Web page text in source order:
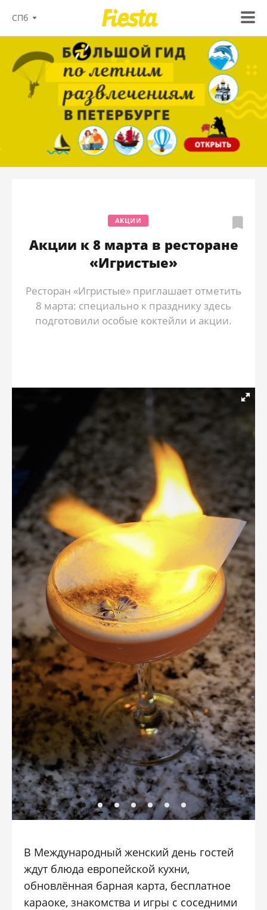
СПб
АКЦИИ
Акции к 8 марта в ресторане
«Игристые»
Ресторан «Игристые» приглашает отметить
8 марта: специально к празднику здесь
подготовили особые коктейли и акции.
В Международный женский день гостей
ждут блюда европейской кухни,
обновлённая барная карта, бесплатное
караоке, знакомства и игры с соседними